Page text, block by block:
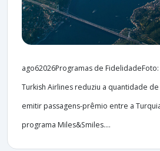
ago62026Programas de
Turkish Airlines reduziu a quantidade
emitir passagens-prêmio entre a
programa Miles&Smiles....